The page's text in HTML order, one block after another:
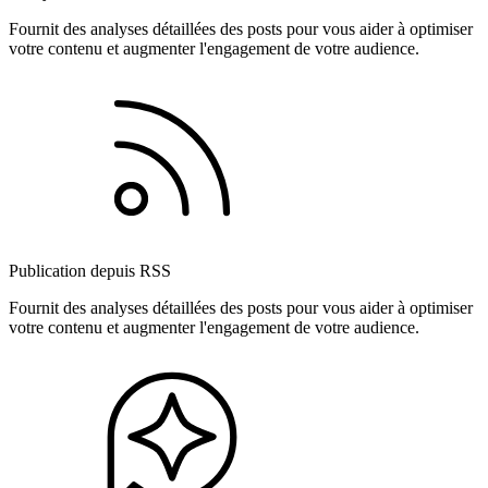
Fournit des analyses détaillées des posts pour vous aider à optimiser
votre contenu et augmenter l'engagement de votre audience.
Publication depuis RSS
Fournit des analyses détaillées des posts pour vous aider à optimiser
votre contenu et augmenter l'engagement de votre audience.